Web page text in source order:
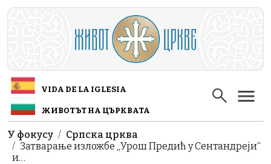
Skip to main content
VIDA DE LA IGLESIA
ЖИВОТЪТ НА ЦЪРКВАТА
Breadcrumb
У фокусу
Српска црква
Затварање изложбе „Урош Предић у Сентандреји“
и…